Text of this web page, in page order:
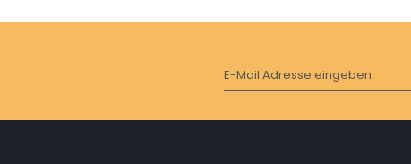
E-Mail Adresse eingeben